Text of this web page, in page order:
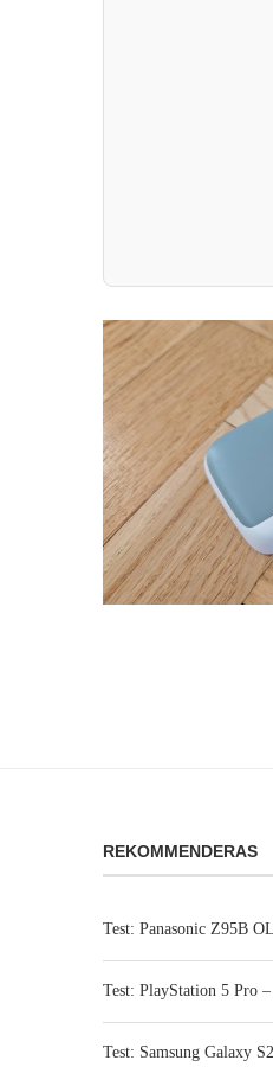
REKOMMENDERAS
Test: Panasonic Z95B
Test: PlayStation 5 Pro
Test: Samsung Galaxy